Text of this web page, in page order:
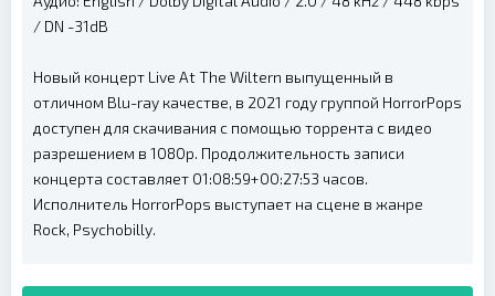
/ DN -31dB
Новый концерт Live At The Wiltern выпущенный в
отличном Blu-ray качестве, в 2021 году группой HorrorPops
доступен для скачивания с помощью торрента с видео
разрешением в 1080p. Продолжительность записи
концерта составляет 01:08:59+00:27:53 часов.
Исполнитель HorrorPops выступает на сцене в жанре
Rock, Psychobilly.